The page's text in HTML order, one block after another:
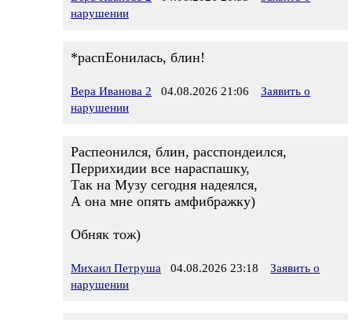
нарушении
*распЕонилась, блин!
Вера Иванова 2 04.08.2026 21:06
Заявить о
нарушении
Распеонился, блин, расспондеился,
Перрихидии все нараспашку,
Так на Музу сегодня надеялся,
А она мне опять амфибражку)
Обняк тож)
Михаил Петруша 04.08.2026 23:18
Заявить о
нарушении